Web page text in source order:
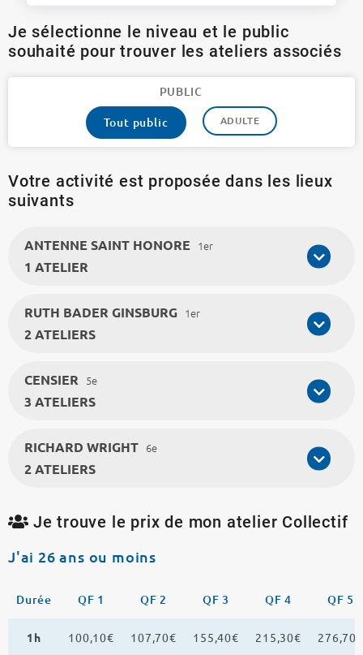
Je sélectionne le niveau et le public
souhaité pour trouver les ateliers associés
PUBLIC
Tout public
ADULTE
Votre activité est proposée dans les lieux
suivants
ANTENNE SAINT HONORE 1er
1 ATELIER
RUTH BADER GINSBURG 1er
2 ATELIERS
CENSIER 5e
3 ATELIERS
RICHARD WRIGHT 6e
2 ATELIERS
Je trouve le prix de mon atelier Collectif
J'ai 26 ans ou moins
Durée QF 1 QF 2 QF 3 QF 4 QF 5
1h 100,10€ 107,70€ 155,40€ 215,30€ 276,70€